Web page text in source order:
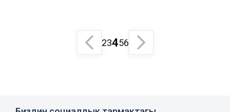
23456